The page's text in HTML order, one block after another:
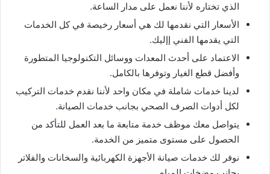
الذي تختاره لأننا نعمل على مدار الساعة.
الأسعار التي نقدمها لك هي أسعار رخيصة في كل الخدمات
التي يقدمها الفني إإليك.
الاعتماد على أحدث المعدات ووسائل التكنولوجيا المتطورة
وأفضل قطع الغيار وتوفرها بالكامل.
لدينا خدمات شاملة في مكان واحد لأننا نقدم خدمات التركيب
لكل أدوات الصرف الصحي بجانب خدمات الصيانة.
يتواصل معك موظف خدمة متابعة ما بعد العمل للتأكد من
الحصول على مستوى متميز من الخدمة.
نوفر لك خدمات صيانة الأجهزة الكهربائية والسخانات والفلاتر